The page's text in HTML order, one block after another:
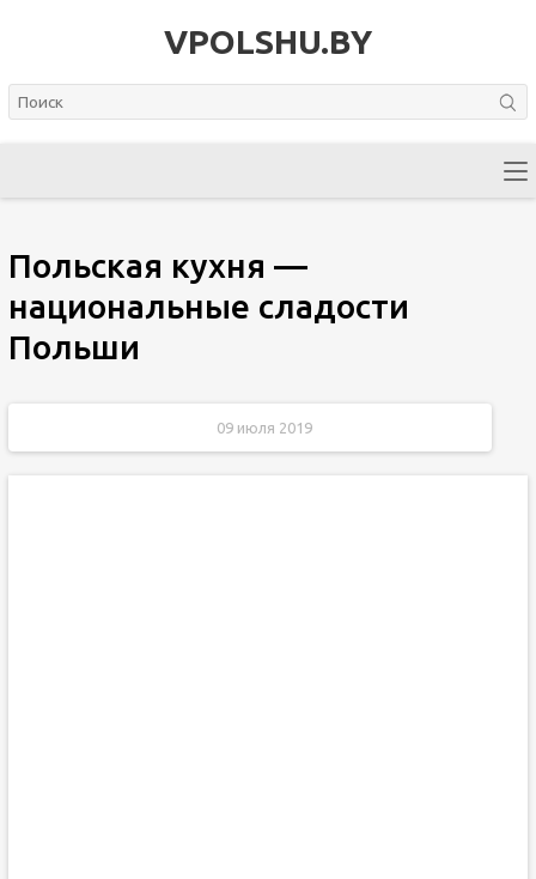
VPOLSHU.BY
Польская кухня —
национальные сладости
Польши
09 июля 2019